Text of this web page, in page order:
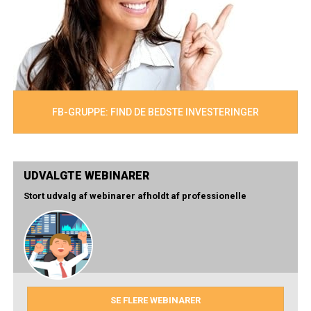
FB-GRUPPE: FIND DE BEDSTE INVESTERINGER
UDVALGTE WEBINARER
Stort udvalg af webinarer afholdt af professionelle
SE FLERE WEBINARER